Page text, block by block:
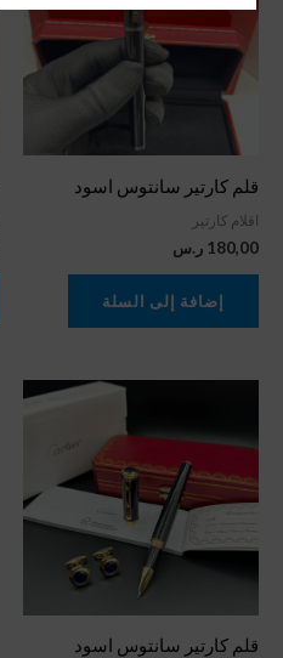
قلم كارتير سانتوس اسود
اقلام كارتير
180,00 ر.س
إضافة إلى السلة
قلم كارتير سانتوس اسود